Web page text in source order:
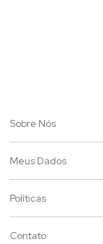
Sobre Nós
Meus Dados
Políticas
Contato